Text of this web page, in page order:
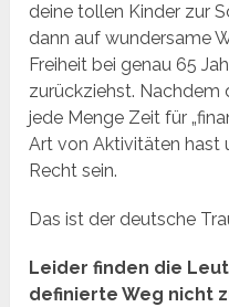
deine tollen Kinder zur
dann auf wundersame
Freiheit bei genau 65
zurückziehst. Nachdem
jede Menge Zeit für
Art von Aktivitäten hast
Recht sein.
Das ist der deutsche
Leider finden die
definierte Weg nicht